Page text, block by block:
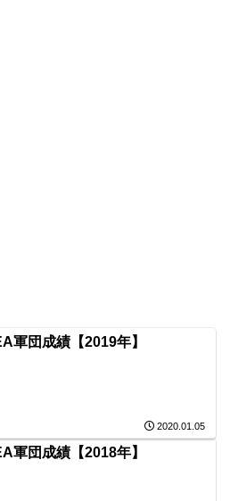
軍団成績【2019年】
2020.01.05
軍団成績【2018年】